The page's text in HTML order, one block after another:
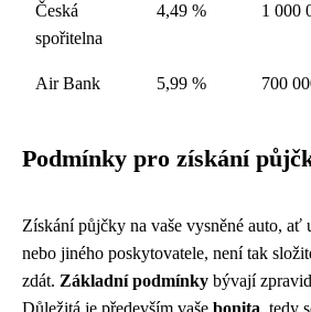
Česká
spořitelna
4,49 % 1 000
Air Bank 5,99 % 700
Podmínky pro získání
Získání půjčky na vaše vysněné auto, ať
nebo jiného poskytovatele, není tak
zdát. Základní podmínky bývají
Důležitá je především vaše bonita , tedy